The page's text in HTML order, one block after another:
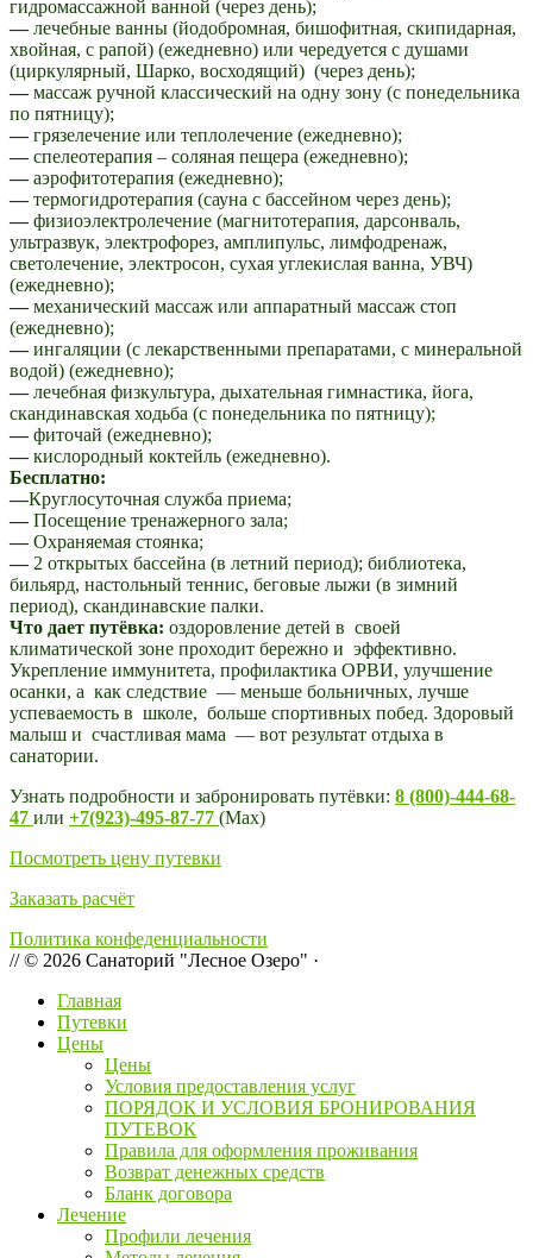
гидромассажной ванной (через день);
—лечебные ванны (йодобромная, бишофитная, скипидарная,
хвойная, с рапой) (ежедневно) или чередуется с душами
(циркулярный, Шарко, восходящий) (через день);
—массаж ручной классический на одну зону (с понедельника
по пятницу);
—грязелечение или теплолечение (ежедневно);
—спелеотерапия – соляная пещера (ежедневно);
—аэрофитотерапия (ежедневно);
—термогидротерапия (сауна с бассейном через день);
—физиоэлектролечение (магнитотерапия, дарсонваль,
ультразвук, электрофорез, амплипульс, лимфодренаж,
светолечение, электросон, сухая углекислая ванна, УВЧ)
(ежедневно);
—механический массаж или аппаратный массаж стоп
(ежедневно);
—ингаляции (с лекарственными препаратами, с минеральной
водой) (ежедневно);
—лечебная физкультура, дыхательная гимнастика, йога,
скандинавская ходьба (с понедельника по пятницу);
—фиточай (ежедневно);
—кислородный коктейль (ежедневно).
Бесплатно:
—Круглосуточная служба приема;
—Посещение тренажерного зала;
—Охраняемая стоянка;
—2 открытых бассейна (в летний период); библиотека,
бильярд, настольный теннис, беговые лыжи (в зимний
период), скандинавские палки.
Что дает путёвка: оздоровление детей в своей
климатической зоне проходит бережно и эффективно.
Укрепление иммунитета, профилактика ОРВИ, улучшение
осанки, а как следствие — меньше больничных, лучше
успеваемость в школе, больше спортивных побед. Здоровый
малыш и счастливая мама — вот результат отдыха в
санатории.
Узнать подробности и забронировать путёвки: 8 (800)-444-68-
47 или +7(923)-495-87-77 (Мах)
Посмотреть цену путевки
Заказать расчёт
Политика конфеденциальности
// © 2026 Санаторий "Лесное Озеро" ·
Главная
Путевки
Цены
Цены
Условия предоставления услуг
ПОРЯДОК И УСЛОВИЯ БРОНИРОВАНИЯ
ПУТЕВОК
Правила для оформления проживания
Возврат денежных средств
Бланк договора
Лечение
Профили лечения